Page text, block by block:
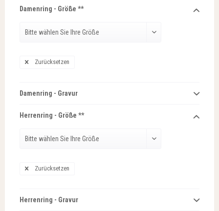
Damenring - Größe **
Zurücksetzen
Damenring - Gravur
Herrenring - Größe **
Zurücksetzen
Herrenring - Gravur